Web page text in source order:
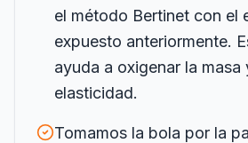
el método Bertinet con el
expuesto anteriormente.
ayuda a oxigenar la masa
elasticidad.
Tomamos la bola por la